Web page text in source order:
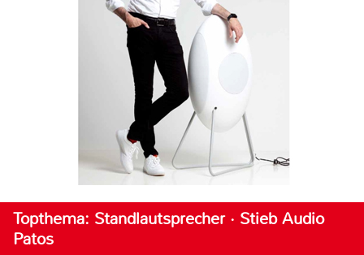
Topthema: Standlautsprecher · Stieb Audio
Patos